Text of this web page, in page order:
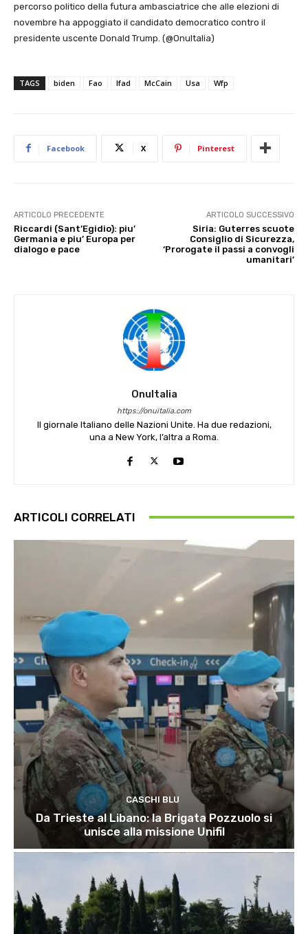
percorso politico della futura ambasciatrice che alle elezioni di
novembre ha appoggiato il candidato democratico contro il
presidente uscente Donald Trump. (@OnuItalia)
TAGS biden Fao Ifad McCain Usa Wfp
Facebook X Pinterest
ARTICOLO PRECEDENTE
Riccardi (Sant’Egidio): piu’
Germania e piu’ Europa per
dialogo e pace
ARTICOLO SUCCESSIVO
Siria: Guterres scuote
Consiglio di Sicurezza,
‘Prorogate il passi a convogli
umanitari’
OnuItalia
https://onuitalia.com
Il giornale Italiano delle Nazioni Unite. Ha due redazioni,
una a New York, l’altra a Roma.
ARTICOLI CORRELATI
CASCHI BLU
Da Trieste al Libano: la Brigata Pozzuolo si
unisce alla missione Unifil